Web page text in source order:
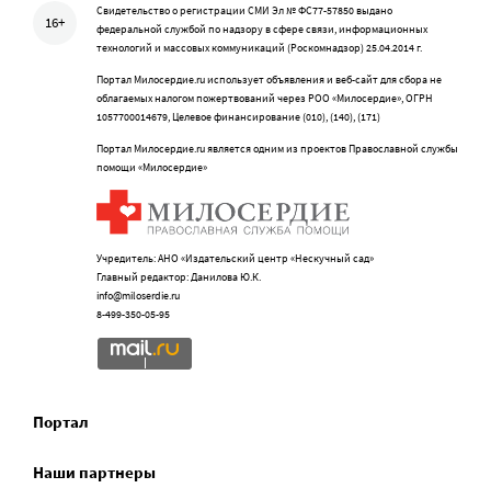
16+
Свидетельство о регистрации СМИ Эл № ФС77-57850 выдано
федеральной службой по надзору в сфере связи, информационных
технологий и массовых коммуникаций (Роскомнадзор) 25.04.2014 г.
Портал Милосердие.ru использует объявления и веб-сайт для сбора не
облагаемых налогом пожертвований через РОО «Милосердие», ОГРН
1057700014679, Целевое финансирование (010), (140), (171)
Портал Милосердие.ru является одним из проектов Православной службы
помощи «Милосердие»
Учредитель: АНО «Издательский центр «Нескучный сад»
Главный редактор: Данилова Ю.К.
info@miloserdie.ru
8-499-350-05-95
Портал
Наши партнеры